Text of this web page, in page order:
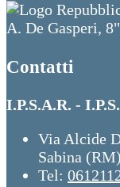
A. De Gasperi, 8"
Contatti
I.P.S.A.R. -
Via Alcide
Sabina (RM)
Tel: